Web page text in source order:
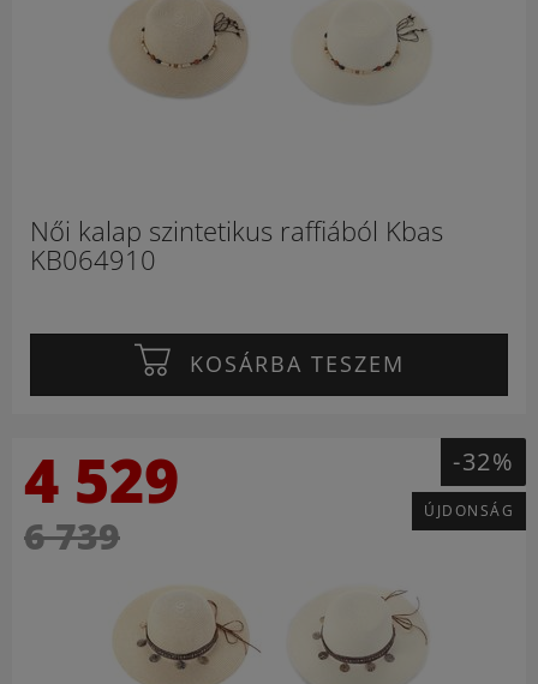
Női kalap szintetikus raffiából Kbas
KB064910
KOSÁRBA TESZEM
4 529
6 739
-32%
ÚJDONSÁG